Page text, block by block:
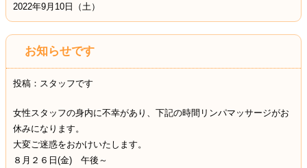
2022年9月10日（土）
お知らせです
投稿：スタッフです
女性スタッフの身内に不幸があり、下記の時間リンパマッサージがお
休みになります。
大変ご迷惑をおかけいたします。
８月２６日(金) 午後～